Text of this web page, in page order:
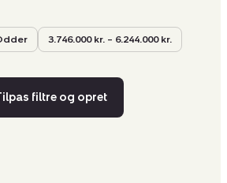
3.746.000 kr. – 6.244.000 kr.
filtre og opret